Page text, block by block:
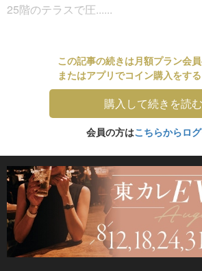
25階のテラスで圧......
この記事の続きは月額プラン会員
またはアプリでコイン購入をす
購入して続きを読む
会員の方はこちらからロ